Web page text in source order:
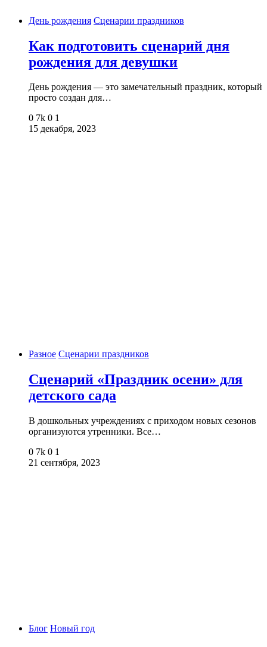
День рождения Сценарии праздников
Как подготовить сценарий дня
рождения для девушки
День рождения — это замечательный праздник, который
просто создан для…
0 7k 0 1
15 декабря, 2023
Разное Сценарии праздников
Сценарий «Праздник осени» для
детского сада
В дошкольных учреждениях с приходом новых сезонов
организуются утренники. Все…
0 7k 0 1
21 сентября, 2023
Блог Новый год